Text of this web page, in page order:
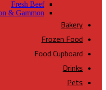
Fresh Beef
& Gammon
Bakery
Frozen Food
Food Cupboard
Drinks
Pets